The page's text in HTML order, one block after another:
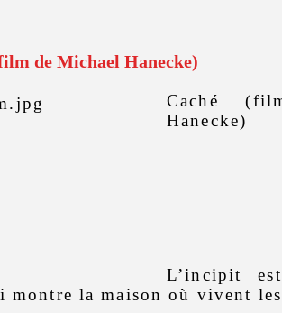
de Michael Hanecke)
Caché
Hanecke)
L’incipit
montre la maison où vivent